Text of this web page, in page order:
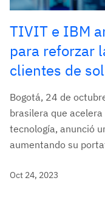
TIVIT e IBM
para reforzar
clientes de
Bogotá, 24 de
brasilera que
tecnología, anunció
aumentando su
Oct 24, 2023